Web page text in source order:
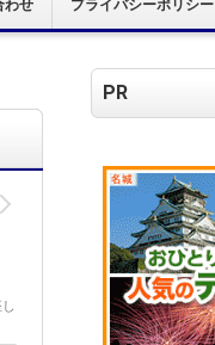
都市
津市
鶴市
津川市 和歌山市
紀の川市
伊都郡
日高郡
那智勝浦町
わせ プライバシーポリシー
PR